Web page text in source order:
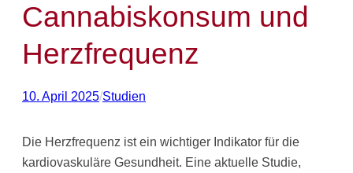
Cannabiskonsum und
Herzfrequenz
10. April 2025/Studien
Die Herzfrequenz ist ein wichtiger Indikator für die
kardiovaskuläre Gesundheit. Eine aktuelle Studie,